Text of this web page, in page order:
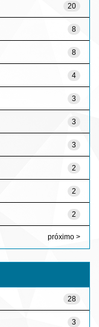
20
8
8
4
3
3
3
2
2
2
próximo >
28
3